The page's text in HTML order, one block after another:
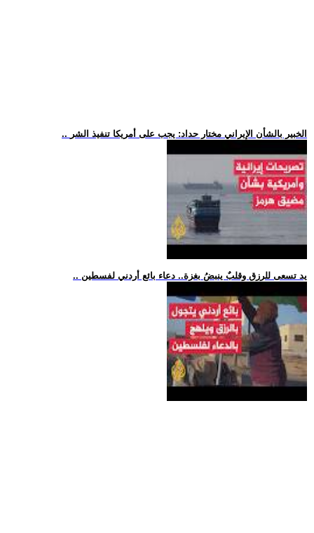
.. الخبير بالشأن الإيراني مختار حداد: يجب على أمريكا تنفيذ الشر
.. يد تسعى للرزق وقلبٌ ينبضُ بغزة.. دعاء بائع أردني لفسطين